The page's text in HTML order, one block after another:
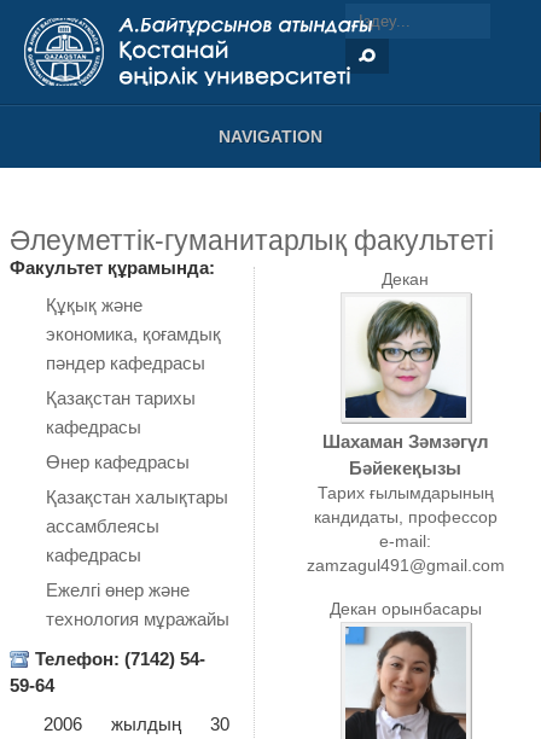
NAVIGATION
Әлеуметтік-гуманитарлық факультеті
Декан
Шахаман Зәмзәгүл
Бәйекеқызы
Тарих ғылымдарының
кандидаты, профессор
e-mail:
zamzagul491@gmail.com
Декан орынбасары
Факультет құрамында:
Құқық және
экономика, қоғамдық
пәндер кафедрасы
Қазақстан тарихы
кафедрасы
Өнер кафедрасы
Қазақстан халықтары
ассамблеясы
кафедрасы
Ежелгі өнер және
технология мұражайы
Телефон: (7142) 54-
59-64
2006 жылдың 30